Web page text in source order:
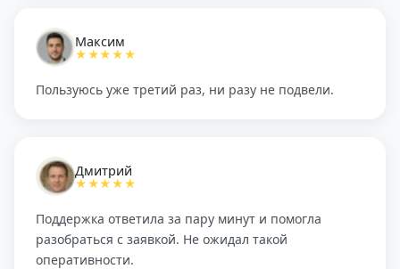
Максим
★★★★★
Пользуюсь уже третий раз, ни разу не подвели.
Дмитрий
★★★★★
Поддержка ответила за пару минут и помогла
разобраться с заявкой. Не ожидал такой
оперативности.